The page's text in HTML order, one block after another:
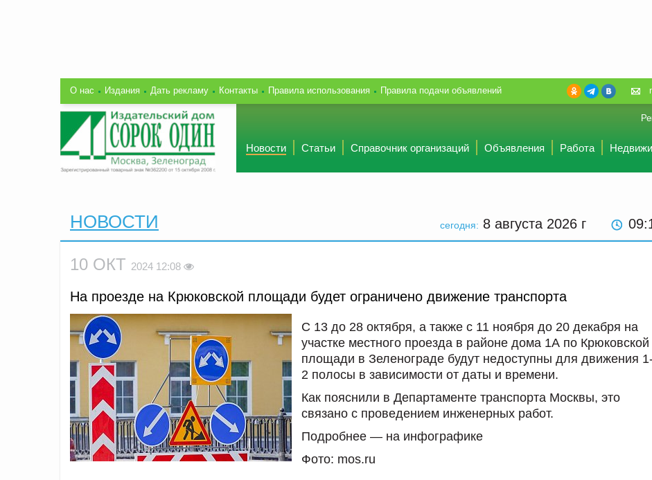
О нас Издания Дать рекламу Контакты Правила использования Правила подачи объявлений
Новости Статьи Справочник организаций Объявления Работа
сегодня: 8 августа 2026 г
НОВОСТИ
10 ОКТ 2024 12:08
На проезде на Крюковской площади будет ограничено движение транспорта
С 13 до 28 октября, а также с 11 ноября до 20 декабря на
участке местного проезда в районе дома 1А по Крюковской
площади в Зеленограде будут недоступны для движения
2 полосы в зависимости от даты и времени.
Как пояснили в Департаменте транспорта Москвы, это
связано с проведением инженерных работ.
Подробнее — на инфографике
Фото: mos.ru